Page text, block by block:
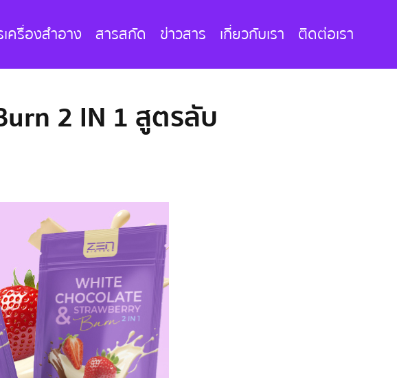
ครื่องสำอาง สารสกัด ข่าวสาร เกี่ยวกับเรา ติดต่อเรา
2 IN 1 สูตรลับ